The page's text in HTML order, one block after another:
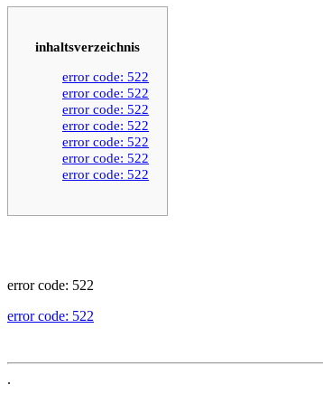
inhaltsverzeichnis
error code: 522
error code: 522
error code: 522
error code: 522
error code: 522
error code: 522
error code: 522
error code: 522
error code: 522
.